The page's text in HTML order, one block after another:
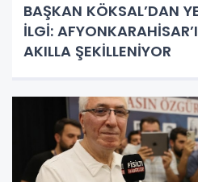
BAŞKAN KÖKSAL’DAN
İLGİ:
AKILLA ŞEKİLLENİYOR